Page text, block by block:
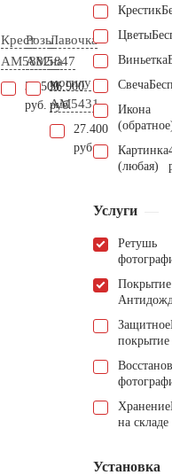
Крест
AM5882
34.500
руб.
Розы
AM5847
36.900
руб.
Лавочка
на
могилу
AM5431
27.400
руб.
Крестик
Цветы
Виньетка
Свеча
Икона
Картинка
(любая)
Услуги
Ретушь
Покрытие
Защитное
покрытие
Хранение
на складе
Установка